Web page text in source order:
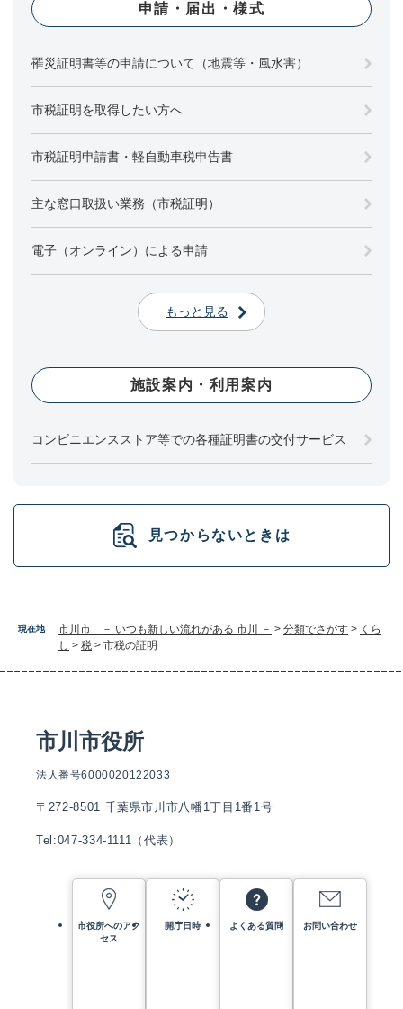
現在地 市川市 － いつも新しい流れがある 市川 － > 分類でさがす > くら
し > 税 > 市税の証明
申請・届出・様式
罹災証明書等の申請について（地震等・風水害）
市税証明を取得したい方へ
市税証明申請書・軽自動車税申告書
主な窓口取扱い業務（市税証明）
電子（オンライン）による申請
もっと見る
施設案内・利用案内
コンビニエンスストア等での各種証明書の交付サービス
見つからないときは
市川市役所
法人番号6000020122033
〒272-8501 千葉県市川市八幡1丁目1番1号
Tel:047-334-1111（代表）
市役所へのアク
セス
開庁日時 よくある質問 お問い合わせ